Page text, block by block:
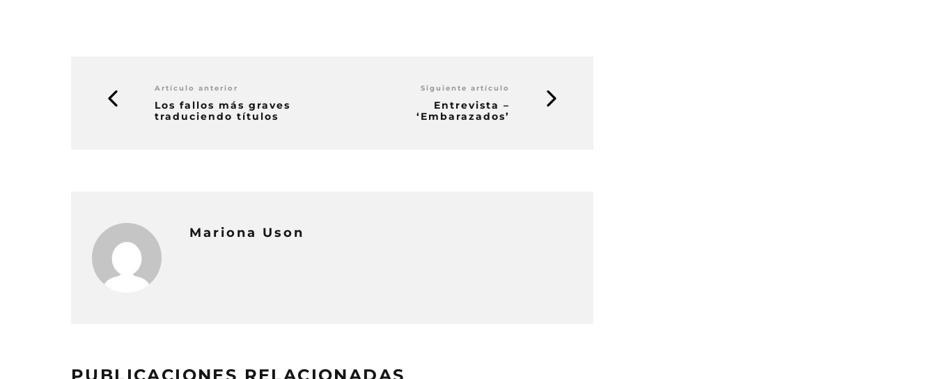
Artículo anterior
Los fallos más graves
traduciendo títulos
Siguiente artículo
Entrevista –
‘Embarazados’
Mariona Uson
PUBLICACIONES RELACIONADAS